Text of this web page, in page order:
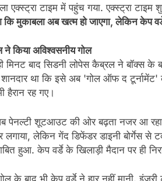
एक्स्ट्रा टाइम में पहुंच गया. एक्स्ट्रा
कि मुकाबला अब खत्म हो जाएगा, लेकिन केप
किया अविश्वसनीय गोल
मिनट बाद सिडनी लोपेस कैब्रल ने बॉक्स के
था कि इसे अब 'गोल ऑफ द
हैरान रह गए।
पेनल्टी शूटआउट की ओर बढ़ता नजर आ रहा
लगाया, लेकिन गेंद डिफेंडर डाइनी बोर्गेस से
हुआ. केप वर्डे के खिलाड़ी मैदान पर ही